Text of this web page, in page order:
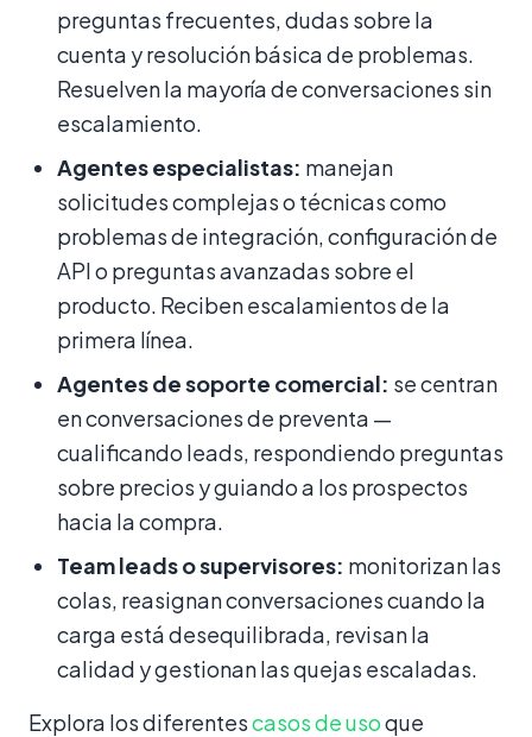
preguntas frecuentes, dudas sobre la
cuenta y resolución básica de problemas.
Resuelven la mayoría de conversaciones sin
escalamiento.
Agentes especialistas: manejan
solicitudes complejas o técnicas como
problemas de integración, configuración de
API o preguntas avanzadas sobre el
producto. Reciben escalamientos de la
primera línea.
Agentes de soporte comercial: se centran
en conversaciones de preventa —
cualificando leads, respondiendo preguntas
sobre precios y guiando a los prospectos
hacia la compra.
Team leads o supervisores: monitorizan las
colas, reasignan conversaciones cuando la
carga está desequilibrada, revisan la
calidad y gestionan las quejas escaladas.
Explora los diferentescasos de usoque